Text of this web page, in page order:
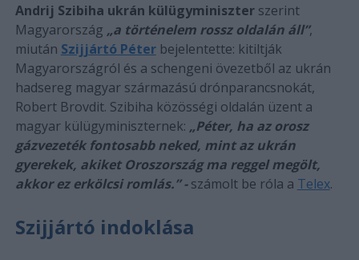
Andrij Szibiha ukrán külügyminiszterszerint
Magyarország „a történelem rossz oldalán áll”,
miután Szijjártó Péter bejelentette: kitiltják
Magyarországról és a schengeni övezetből az ukrán
hadsereg magyar származású drónparancsnokát,
Robert Brovdit. Szibiha közösségi oldalán üzent a
magyar külügyminiszternek: „Péter, ha az orosz
gázvezeték fontosabb neked, mint az ukrán
gyerekek, akiket Oroszország ma reggel megölt,
akkor ez erkölcsi romlás.” -számolt be róla a Telex.
Szijjártó indoklása